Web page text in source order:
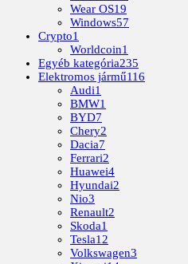
Wear OS19
Windows57
Crypto1
Worldcoin1
Egyéb kategória235
Elektromos jármű116
Audi1
BMW1
BYD7
Chery2
Dacia7
Ferrari2
Huawei4
Hyundai2
Nio3
Renault2
Skoda1
Tesla12
Volkswagen3